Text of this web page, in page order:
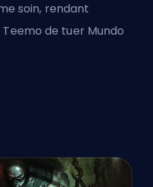
soin, rendant
de tuer Mundo